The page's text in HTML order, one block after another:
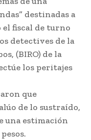
destinadas a
el fiscal de turno
detectives de la
(BIRO) de la
los peritajes
que
de lo sustraído,
una estimación